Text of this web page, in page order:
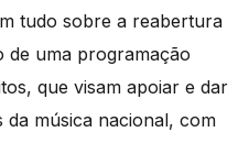
tudo sobre a reabertura
de uma programação
que visam apoiar e dar
da música nacional, com